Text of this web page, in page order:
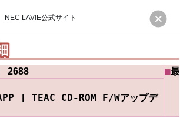
NEC LAVIE公式サイト